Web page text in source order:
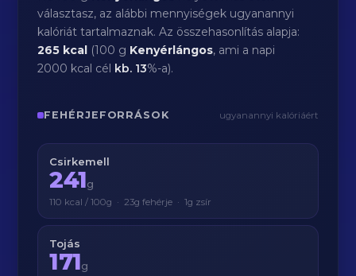
választasz, az alábbi mennyiségek ugyanannyi
kalóriát tartalmaznak. Az összehasonlítás alapja:
265 kcal (100 g Kenyérlángos, ami a napi
2000 kcal cél kb. 13%-a).
FEHÉRJEFORRÁSOK ugyanannyi kalóriáért
Csirkemell
241g
110 kcal / 100g · 23g fehérje · 1g zsír
Tojás
171g